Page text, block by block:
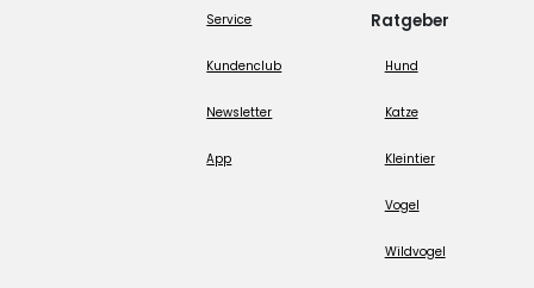
Service
Kundenclub
Newsletter
App
Ratgeber
Hund
Katze
Kleintier
Vogel
Wildvogel